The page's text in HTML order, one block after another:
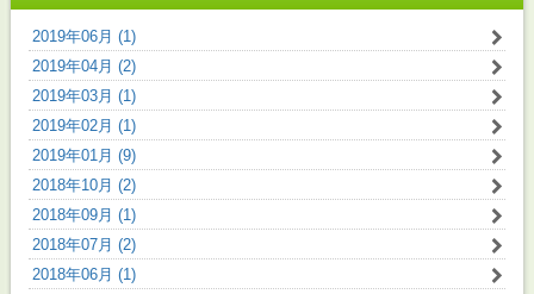
2019年06月 (1)
2019年04月 (2)
2019年03月 (1)
2019年02月 (1)
2019年01月 (9)
2018年10月 (2)
2018年09月 (1)
2018年07月 (2)
2018年06月 (1)